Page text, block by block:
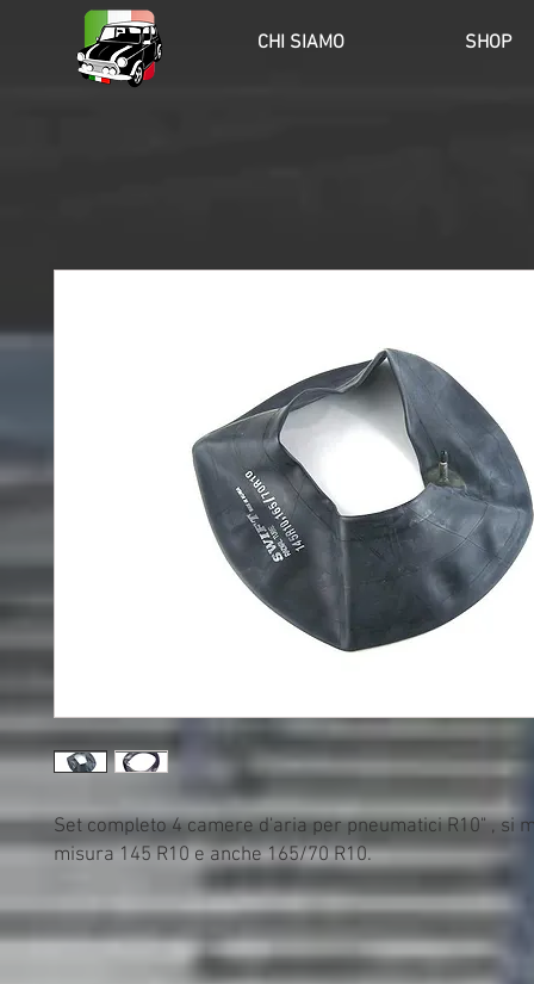
HOME CHI SIAMO SHOP
Set completo 4 camere d'aria per pneumatici R10" , si
misura 145 R10 e anche 165/70 R10.